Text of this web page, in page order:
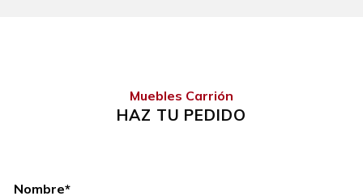
Muebles Carrión
HAZ TU PEDIDO